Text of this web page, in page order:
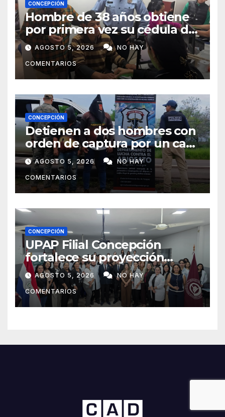
CONCEPCIÓN
Hombre de 38 años obtiene
por primera vez su cédula de
identidad en Concepción
AGOSTO 5, 2026 NO HAY
COMENTARIOS
CONCEPCIÓN
Detienen a dos hombres con
orden de captura por un caso
de abigeato
AGOSTO 5, 2026 NO HAY
COMENTARIOS
CONCEPCIÓN
UPAP Filial Concepción
fortalece su proyección
internacional con la visita del
Prof. Dr. Antonio Castaño,
referente de la Universidad
de Sevilla
AGOSTO 5, 2026 NO HAY
COMENTARIOS